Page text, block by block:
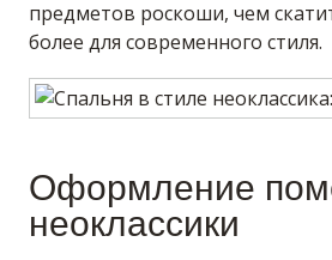
предметов роскоши, чем
более для современного стиля.
Оформление
неоклассики